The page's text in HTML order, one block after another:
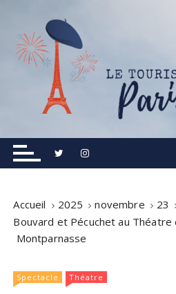
Le Tourisme à
Informations touristiques,
Accueil 2025 novembre
23
Bouvard et Pécuchet au Théatre
Montparnasse
Spectacle Théatre